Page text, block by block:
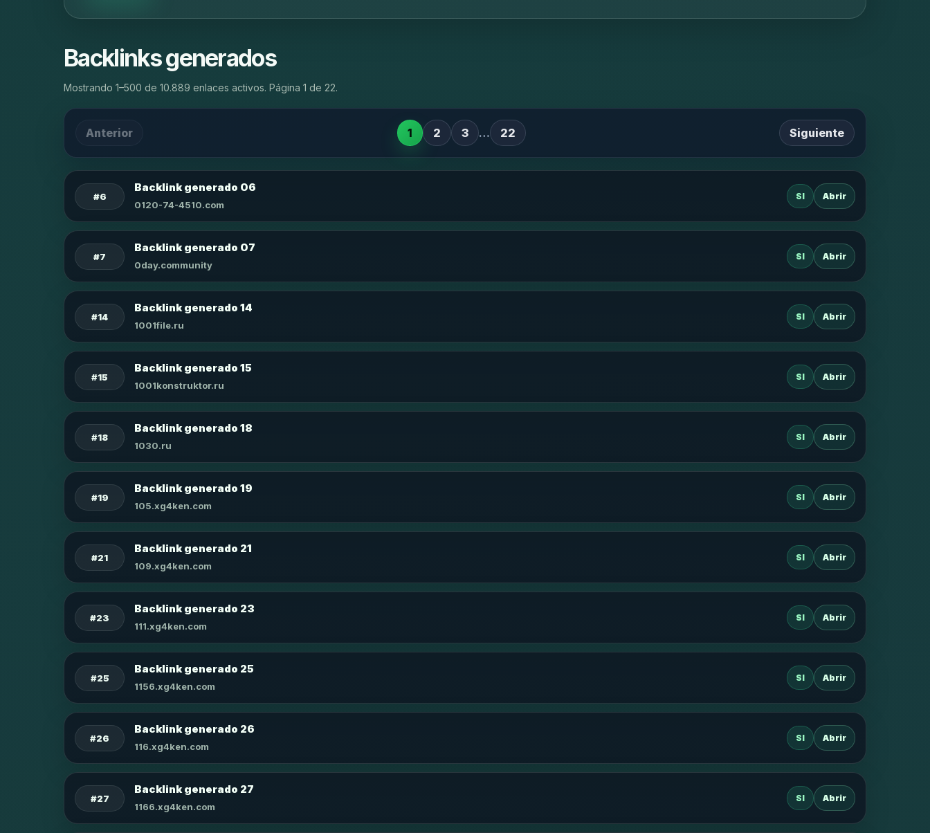
Backlinks generados
Mostrando 1–500 de 10.889 enlaces activos. Página 1 de 22.
Anterior 1 2 3 … 22 Siguiente
#6
Backlink generado 06
0120-74-4510.com
SI Abrir
#7
Backlink generado 07
0day.community
SI Abrir
#14
Backlink generado 14
1001file.ru
SI Abrir
#15
Backlink generado 15
1001konstruktor.ru
SI Abrir
#18
Backlink generado 18
1030.ru
SI Abrir
#19
Backlink generado 19
105.xg4ken.com
SI Abrir
#21
Backlink generado 21
109.xg4ken.com
SI Abrir
#23
Backlink generado 23
111.xg4ken.com
SI Abrir
#25
Backlink generado 25
1156.xg4ken.com
SI Abrir
#26
Backlink generado 26
116.xg4ken.com
SI Abrir
#27
Backlink generado 27
1166.xg4ken.com
SI Abrir